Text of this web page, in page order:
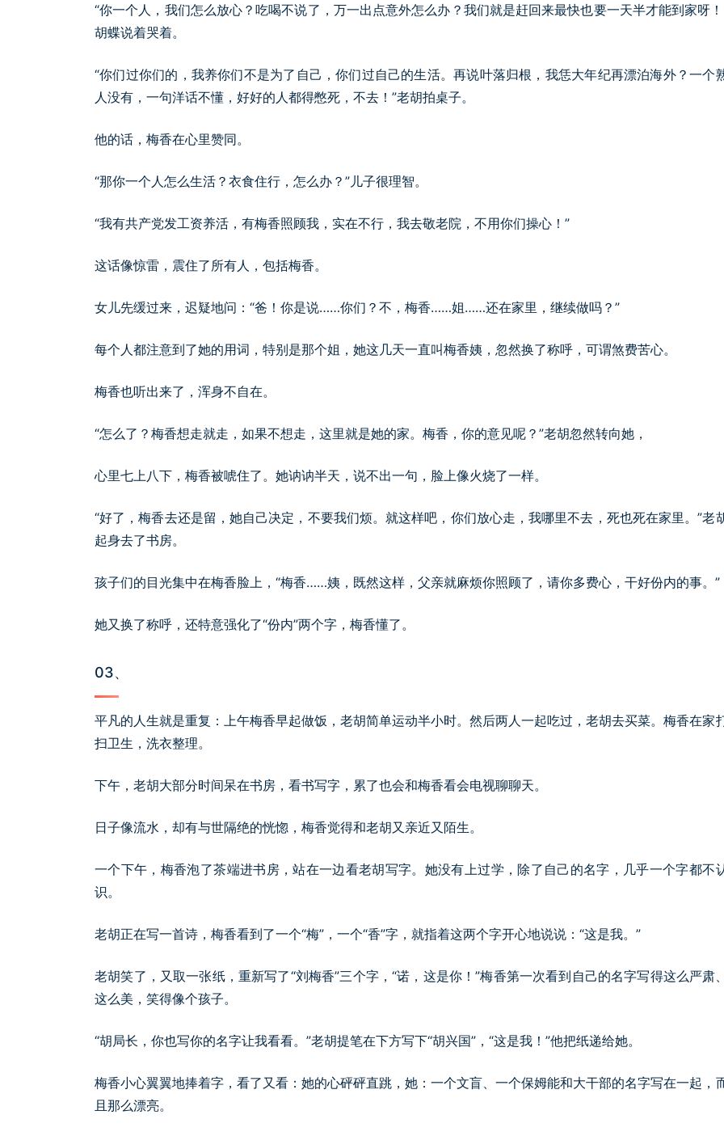
“你一个人，我们怎么放心？吃喝不说了，万一出点意外怎么办？我们就是赶回来最快也要一天半才能到家呀！
胡蝶说着哭着。
“你们过你们的，我养你们不是为了自己，你们过自己的生活。再说叶落归根，我恁大年纪再漂泊海外？一个
人没有，一句洋话不懂，好好的人都得憋死，不去！”老胡拍桌子。
他的话，梅香在心里赞同。
“那你一个人怎么生活？衣食住行，怎么办？”儿子很理智。
“我有共产党发工资养活，有梅香照顾我，实在不行，我去敬老院，不用你们操心！”
这话像惊雷，震住了所有人，包括梅香。
女儿先缓过来，迟疑地问：“爸！你是说……你们？不，梅香……姐……还在家里，继续做吗？”
每个人都注意到了她的用词，特别是那个姐，她这几天一直叫梅香姨，忽然换了称呼，可谓煞费苦心。
梅香也听出来了，浑身不自在。
“怎么了？梅香想走就走，如果不想走，这里就是她的家。梅香，你的意见呢？”老胡忽然转向她，
心里七上八下，梅香被唬住了。她讷讷半天，说不出一句，脸上像火烧了一样。
“好了，梅香去还是留，她自己决定，不要我们烦。就这样吧，你们放心走，我哪里不去，死也死在家里。”老
起身去了书房。
孩子们的目光集中在梅香脸上，“梅香……姨，既然这样，父亲就麻烦你照顾了，请你多费心，干好份内的事。”
她又换了称呼，还特意强化了“份内”两个字，梅香懂了。
03、
平凡的人生就是重复：上午梅香早起做饭，老胡简单运动半小时。然后两人一起吃过，老胡去买菜。梅香在家
扫卫生，洗衣整理。
下午，老胡大部分时间呆在书房，看书写字，累了也会和梅香看会电视聊聊天。
日子像流水，却有与世隔绝的恍惚，梅香觉得和老胡又亲近又陌生。
一个下午，梅香泡了茶端进书房，站在一边看老胡写字。她没有上过学，除了自己的名字，几乎一个字都不
识。
老胡正在写一首诗，梅香看到了一个“梅”，一个“香”字，就指着这两个字开心地说说：“这是我。”
老胡笑了，又取一张纸，重新写了“刘梅香”三个字，“诺，这是你！”梅香第一次看到自己的名字写得这么严肃
这么美，笑得像个孩子。
“胡局长，你也写你的名字让我看看。”老胡提笔在下方写下“胡兴国”，“这是我！”他把纸递给她。
梅香小心翼翼地捧着字，看了又看：她的心砰砰直跳，她：一个文盲、一个保姆能和大干部的名字写在一起，
且那么漂亮。